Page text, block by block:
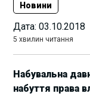
Новини
Дата:03.10.2018
5 хвилин читання
Набувальна
набуття права